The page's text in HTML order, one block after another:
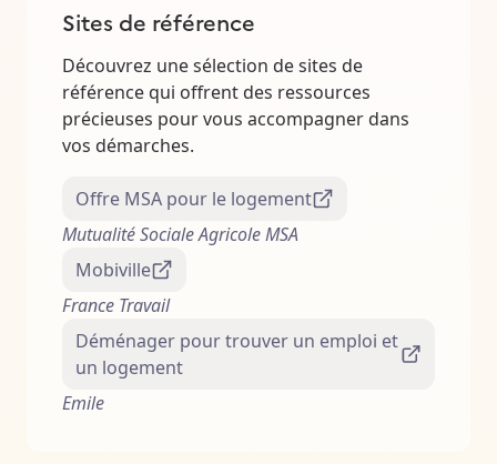
Sites de référence
Découvrez une sélection de sites de
référence qui offrent des ressources
précieuses pour vous accompagner dans
vos démarches.
Offre MSA pour le logement
Mutualité Sociale Agricole MSA
Mobiville
France Travail
Déménager pour trouver un emploi et
un logement
Emile